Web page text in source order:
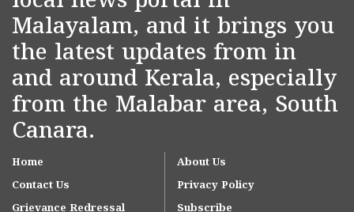
Malayalam, and it brings you
the latest updates from in
and around Kerala, especially
from the Malabar area, South
Canara.
Home
About Us
Contact Us
Privacy Policy
Grievance Redressal
Subscribe